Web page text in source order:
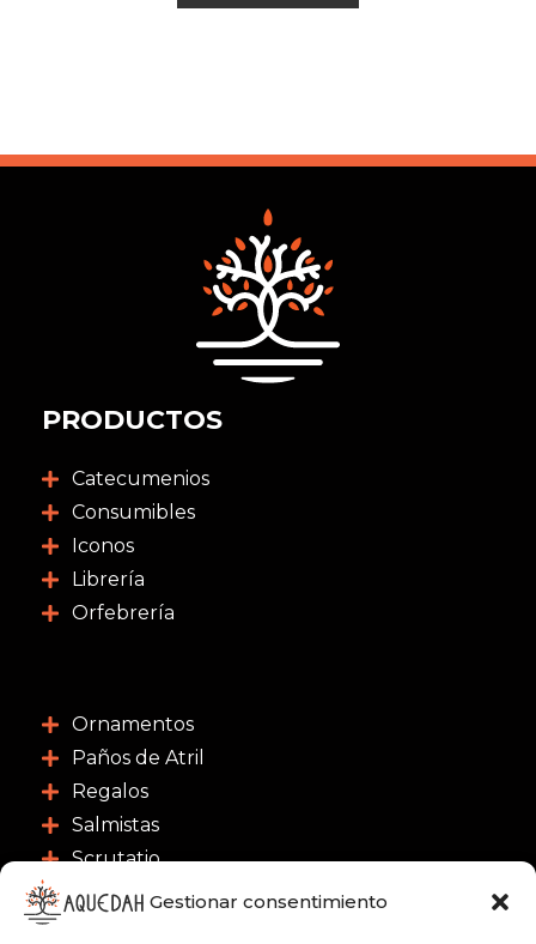
Gestionar consentimiento
PRODUCTOS
Catecumenios
Consumibles
Iconos
Librería
Orfebrería
Ornamentos
Paños de Atril
Regalos
Salmistas
Scrutatio
CONTACTO